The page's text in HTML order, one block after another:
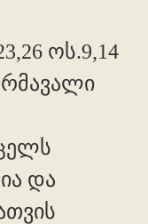
ოს.9,14
და